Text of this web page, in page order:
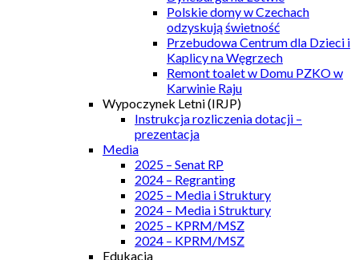
Polskie domy w Czechach
odzyskują świetność
Przebudowa Centrum dla Dzieci i
Kaplicy na Węgrzech
Remont toalet w Domu PZKO w
Karwinie Raju
Wypoczynek Letni (IRJP)
Instrukcja rozliczenia dotacji –
prezentacja
Media
2025 – Senat RP
2024 – Regranting
2025 – Media i Struktury
2024 – Media i Struktury
2025 – KPRM/MSZ
2024 – KPRM/MSZ
Edukacja